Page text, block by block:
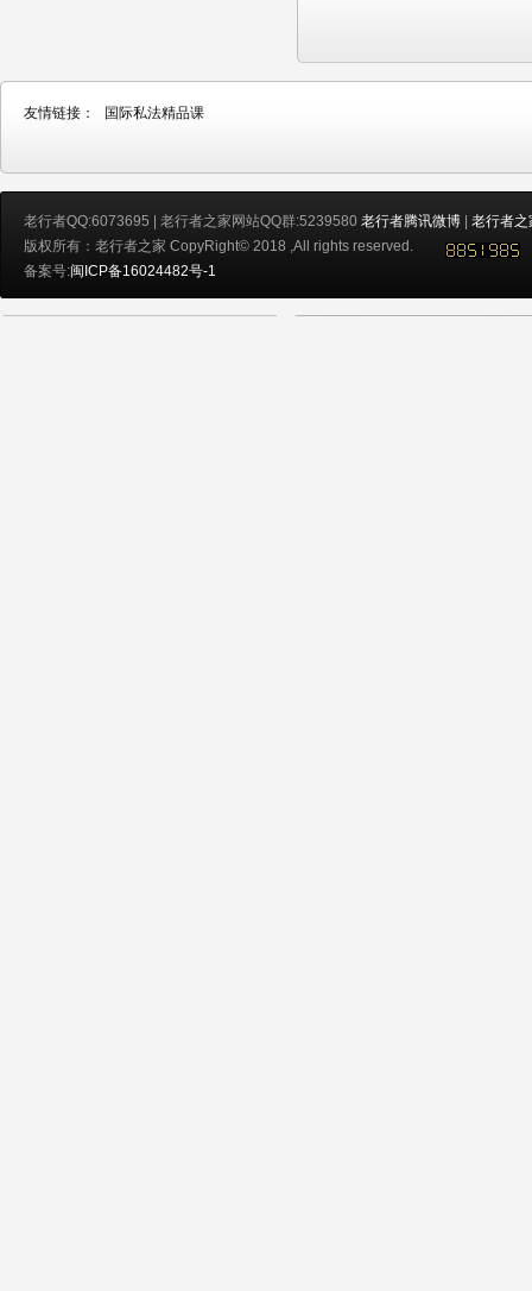
友情链接： 国际私法精品课
老行者QQ:6073695 | 老行者之家网站QQ群:5239580 老行者腾讯微博 | 老行者之
版权所有：老行者之家 CopyRight© 2018 ,All rights reserved.
备案号:闽ICP备16024482号-1